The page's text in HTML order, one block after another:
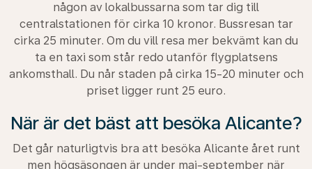
någon av lokalbussarna som tar dig till
centralstationen för cirka 10 kronor. Bussresan tar
cirka 25 minuter. Om du vill resa mer bekvämt kan du
ta en taxi som står redo utanför flygplatsens
ankomsthall. Du når staden på cirka 15-20 minuter och
priset ligger runt 25 euro.
När är det bäst att besöka Alicante?
Det går naturligtvis bra att besöka Alicante året runt
men högsäsongen är under maj-september när